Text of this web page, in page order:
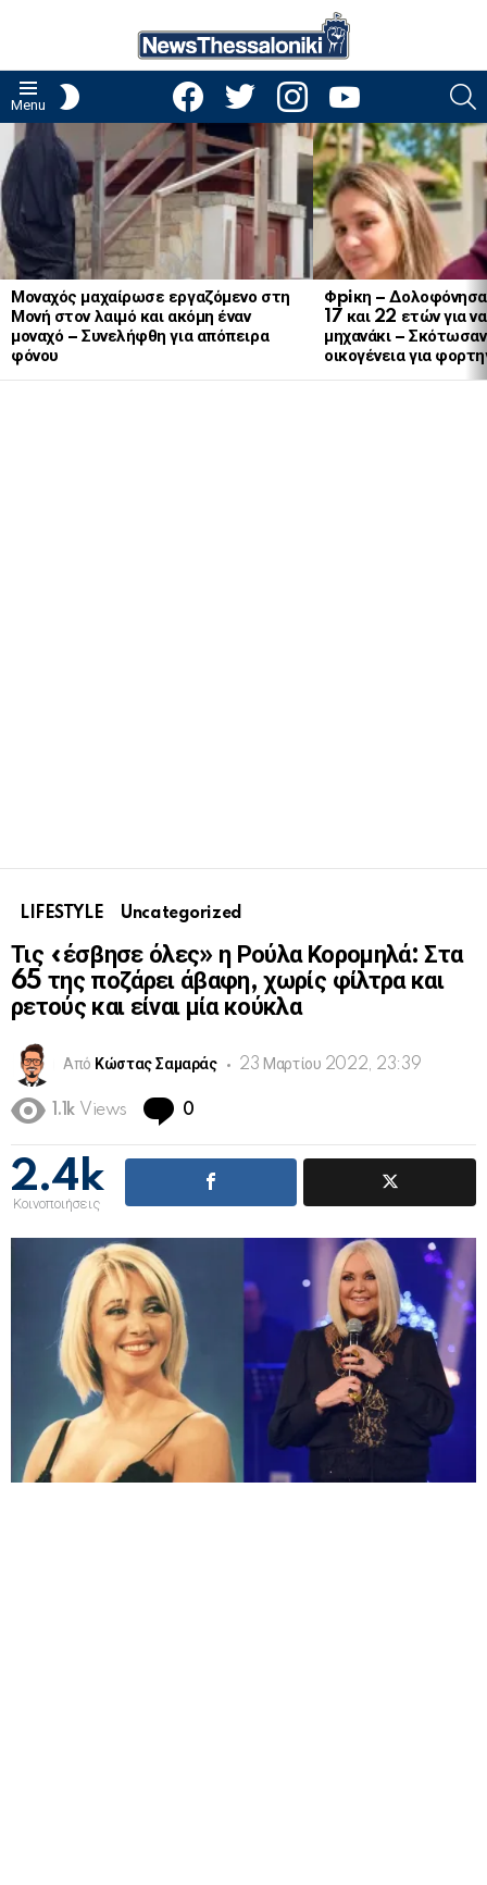
Menu
facebooktwitter instagramyoutube
LATEST
STORIES
Μοναχός μαχαίρωσε εργαζόμενο στη
Μονή στον λαιμό και ακόμη έναν
μοναχό – Συνελήφθη για απόπειρα
φόνου
Φpiκη –
17 και 22 ετών για
μηχανάκι – Σκότωσαν
οικογένεια για
LIFESTYLE Uncategorized
Τις «έσβησε όλες» η Ρούλα Κορομηλά: Στα
65 της ποζάρει άβαφη, χωρίς φίλτρα και
ρετούς και είναι μία κούκλα
Από Κώστας Σαμαράς 23 Μαρτίου 2022, 23:39
1.1k Views 0
2.4k
Κοινοποιήσεις